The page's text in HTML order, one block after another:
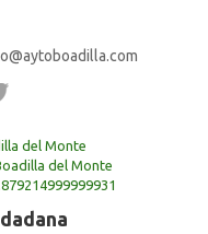
del Monte
del Monte